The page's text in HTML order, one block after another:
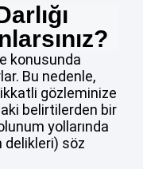
konusunda
Bu nedenle,
gözleminize
belirtilerden bir
yollarında
delikleri) söz